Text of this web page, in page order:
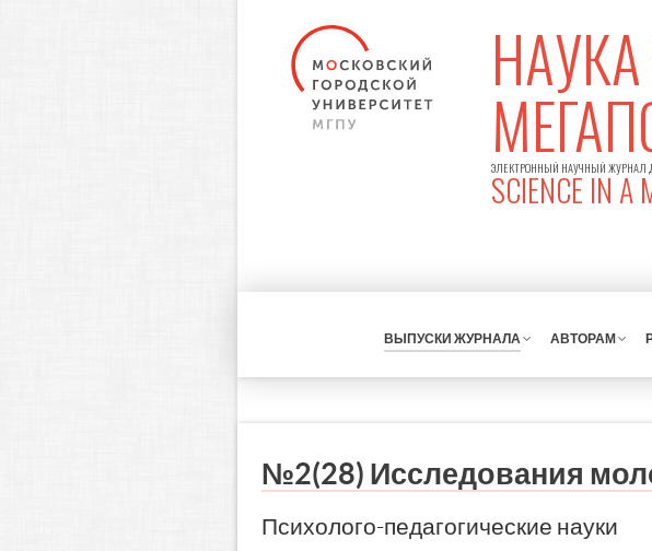
ЭЛЕКТРОННЫЙ НАУЧНЫЙ ЖУРНАЛ
SCIENCE IN A
ВЫПУСКИ ЖУРНАЛА АВТОРАМ
№2(28) Исследования
Психолого-педагогические науки